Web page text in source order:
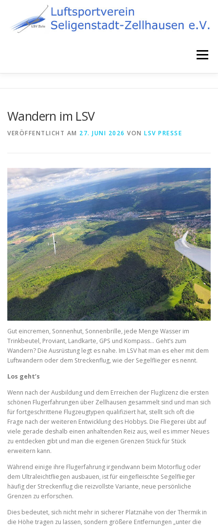
springen
Menü
FLUGZEUGPARK
Wandern im LSV
VERÖFFENTLICHT AM 27. JUNI 2026 VON LSV PRESSE
Gut eincremen, Sonnenhut, Sonnenbrille, jede Menge Wasser im
Trinkbeutel, Proviant, Landkarte, GPS und Kompass… Geht’s zum
Wandern? Die Ausrüstung legt es nahe. Im LSV hat man es eher mit dem
Luftwandern oder dem Streckenflug, wie der Segelflieger es nennt.
Los geht’s
Wenn nach der Ausbildung und dem Erreichen der Fluglizenz die ersten
schönen Flugerfahrungen über Zellhausen gesammelt sind und man sich
für fortgeschrittene Flugzeugtypen qualifiziert hat, stellt sich oft die
Frage nach der weiteren Entwicklung des Hobbys. Die Fliegerei übt auf
viele gerade deshalb einen anhaltenden Reiz aus, weil es immer Neues
zu entdecken gibt und man die eigenen Grenzen Stück für Stück
erweitern kann.
Während einige ihre Flugerfahrung irgendwann beim Motorflug oder
dem Ultraleichtfliegen ausbauen, ist für eingefleischte Segelflieger
häufig der Streckenflug die reizvollste Variante, neue persönliche
Grenzen zu erforschen.
Dies bedeutet, sich nicht mehr in sicherer Platznähe von der Thermik in
die Höhe tragen zu lassen, sondern größere Entfernungen „unter die